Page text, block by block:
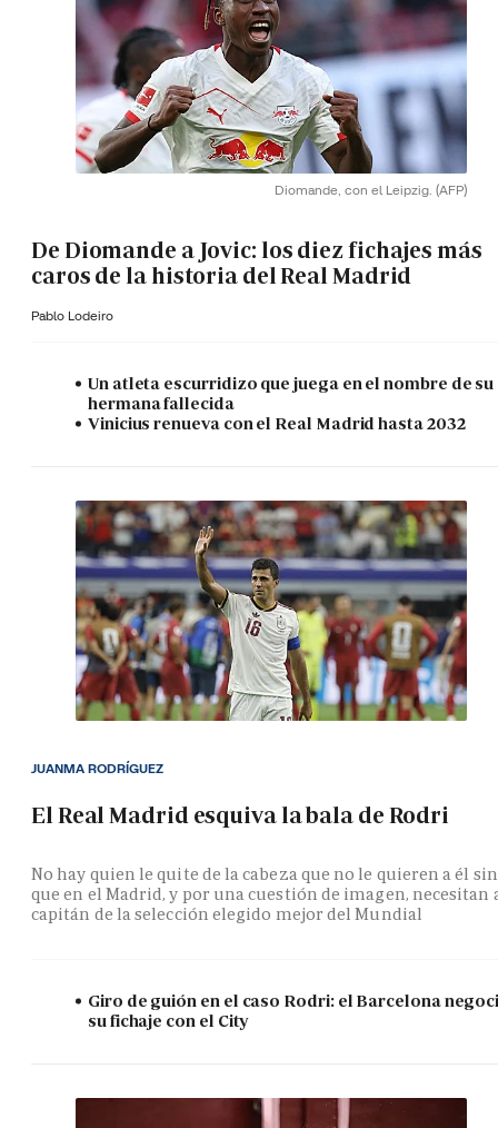
Diomande, con el Leipzig. (AFP)
De Diomande a Jovic: los diez fichajes más
caros de la historia del Real Madrid
Pablo Lodeiro
Un atleta escurridizo que juega en el nombre de su
hermana fallecida
Vinicius renueva con el Real Madrid hasta 2032
El Real Madrid esquiva la bala de Rodri
No hay quien le quite de la cabeza que no le quieren a él
que en el Madrid, y por una cuestión de imagen, necesitan
capitán de la selección elegido mejor del Mundial
JUANMA RODRÍGUEZ
Giro de guión en el caso Rodri: el Barcelona
su fichaje con el City